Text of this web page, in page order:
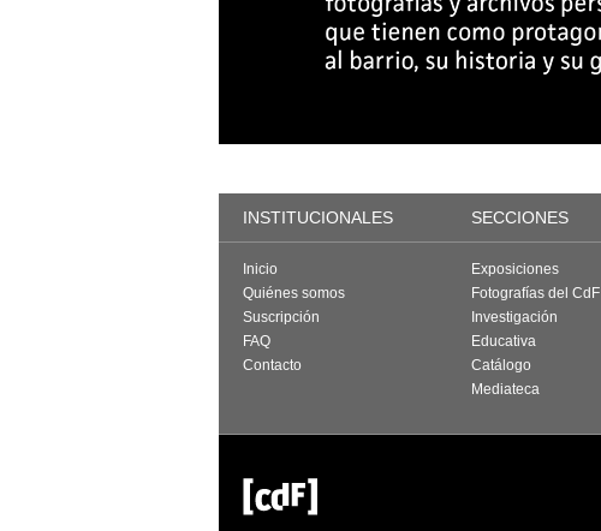
INSTITUCIONALES SECCIONES
Inicio
Quiénes somos
Suscripción
FAQ
Contacto
Exposiciones
Fotografías del CdF
Investigación
Educativa
Catálogo
Mediateca